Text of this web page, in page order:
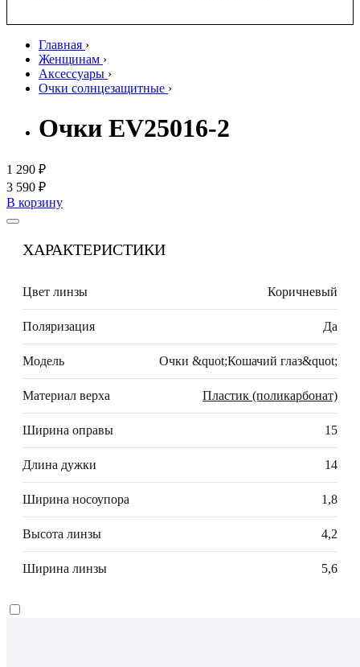
Главная ›
Женщинам ›
Аксессуары ›
Очки солнцезащитные ›
Очки EV25016-2
1 290 ₽
3 590 ₽
В корзину
ХАРАКТЕРИСТИКИ
Цвет линзы Коричневый
Поляризация Да
Модель Очки &quot;Кошачий глаз&quot;
Материал верха Пластик (поликарбонат)
Ширина оправы 15
Длина дужки 14
Ширина носоупора 1,8
Высота линзы 4,2
Ширина линзы 5,6